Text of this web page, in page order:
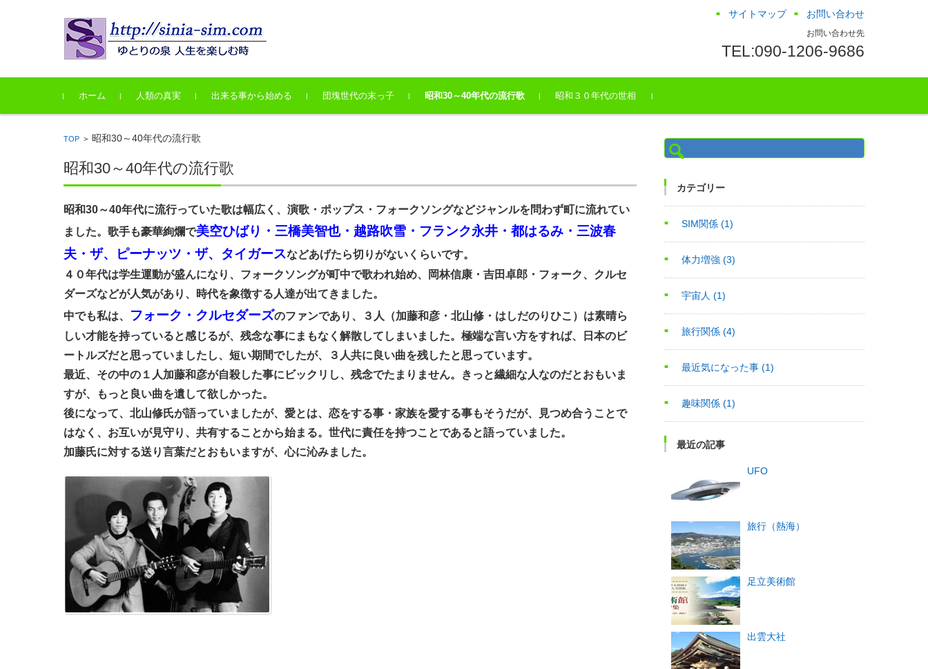
サイトマップ お問い合わせ
お問い合わせ先
TEL:090-1206-9686
コンテンツに移動
ホーム 人類の真実 出来る事から始める 団塊世代の末っ子 昭和30～40年代の流行歌 昭和３０年代の世相
TOP > 昭和30～40年代の流行歌
昭和30～40年代の流行歌
昭和30～40年代に流行っていた歌は幅広く、演歌・ポップス・フォークソングなどジャンルを問わず町に流れてい
ました。歌手も豪華絢爛で美空ひばり・三橋美智也・越路吹雪・フランク永井・都はるみ・三波春
夫・ザ、ピーナッツ・ザ、タイガースなどあげたら切りがないくらいです。
４０年代は学生運動が盛んになり、フォークソングが町中で歌われ始め、岡林信康・吉田卓郎・フォーク、クルセ
ダーズなどが人気があり、時代を象徴する人達が出てきました。
中でも私は、
フォーク・クルセダーズのファンであり、３人（加藤和彦・北山修・はしだのりひこ）は素晴ら
しい才能を持っていると感じるが、残念な事にまもなく解散してしまいました。極端な言い方をすれば、日本のビ
ートルズだと思っていましたし、短い期間でしたが、３人共に良い曲を残したと思っています。
最近、その中の１人加藤和彦が自殺した事にビックリし、残念でたまりません。きっと繊細な人なのだとおもいま
すが、もっと良い曲を遺して欲しかった。
後になって、北山修氏が語っていましたが、愛とは、恋をする事・家族を愛する事もそうだが、見つめ合うことで
はなく、お互いが見守り、共有することから始まる。世代に責任を持つことであると語っていました。
加藤氏に対する送り言葉だとおもいますが、心に沁みました。
検
索:
カテゴリー
SIM関係 (1)
体力増強 (3)
宇宙人 (1)
旅行関係 (4)
最近気になった事 (1)
趣味関係 (1)
最近の記事
UFO
旅行（熱海）
足立美術館
出雲大社